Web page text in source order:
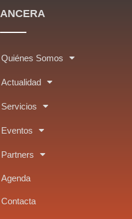
ANCERA
Quiénes Somos
Actualidad
Servicios
Eventos
Partners
Agenda
Contacta